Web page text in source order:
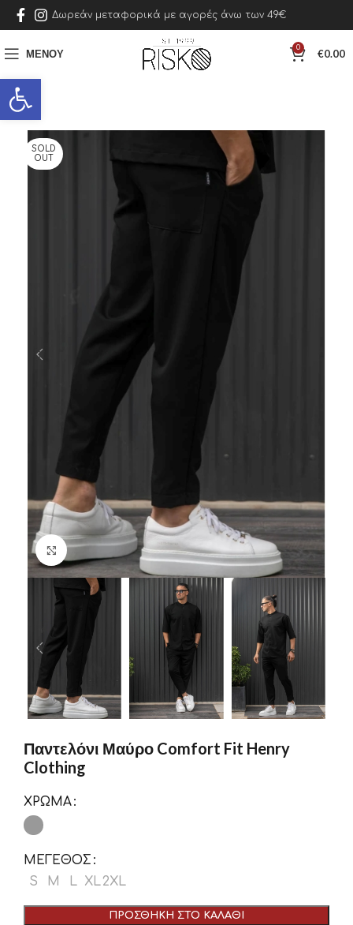
Ανοίξτε τη γραμμή εργαλείων
Δωρεάν μεταφορικά με αγορές άνω των 49€
ΜΕΝΟΎ 0 €0.00
SOLD
OUT
Click to enlarge
Παντελόνι Μαύρο Comfort Fit Henry
Clothing
ΧΡΏΜΑ
ΜΈΓΕΘΟΣ
S
M L XL2XL
ΠΡΟΣΘΉΚΗ ΣΤΟ ΚΑΛΆΘΙ